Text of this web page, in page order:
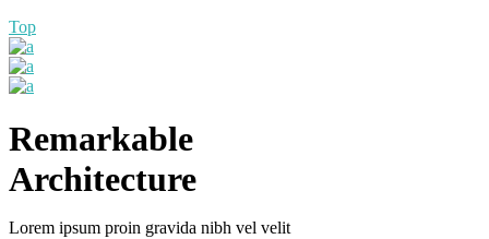
Top
Remarkable
Architecture
Lorem ipsum proin gravida nibh vel velit